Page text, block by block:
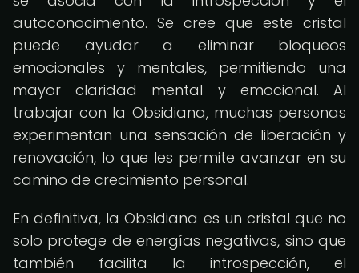
autoconocimiento. Se cree que este cristal
puede ayudar a eliminar bloqueos
emocionales y mentales, permitiendo una
mayor claridad mental y emocional. Al
trabajar con la Obsidiana, muchas personas
experimentan una sensación de liberación y
renovación, lo que les permite avanzar en su
camino de crecimiento personal.
En definitiva, la Obsidiana es un cristal que no
solo protege de energías negativas, sino que
también facilita la introspección, el